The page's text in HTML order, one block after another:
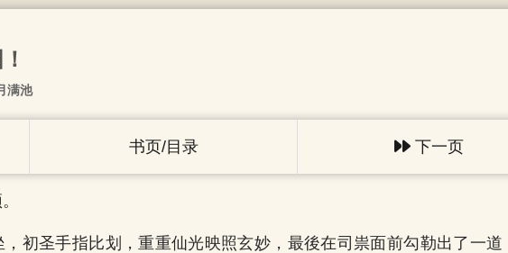
满池
书页/目录 下一页
初圣手指比划，重重仙光映照玄妙，最後在司祟面前勾勒出了一道